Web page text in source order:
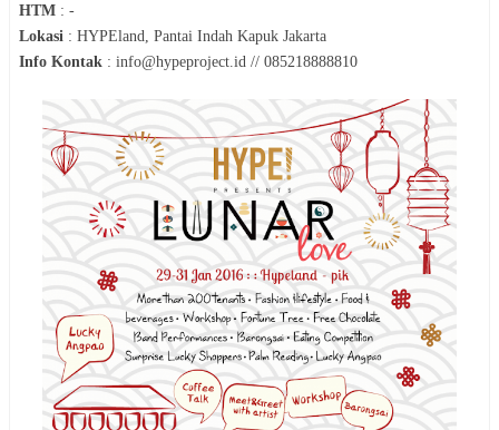
HTM : -
Lokasi : HYPEland, Pantai Indah Kapuk Jakarta
Info Kontak : info@hypeproject.id // 085218888810